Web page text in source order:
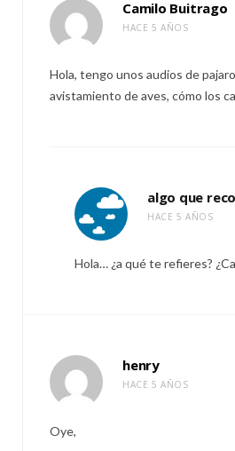
Camilo Buitrago
HACE 5 AÑOS
Hola, tengo unos audios de
avistamiento de aves, cómo los
algo que
HACE 5 AÑOS
Hola… ¿a qué te refieres?
henry
HACE 5 AÑOS
Oye,